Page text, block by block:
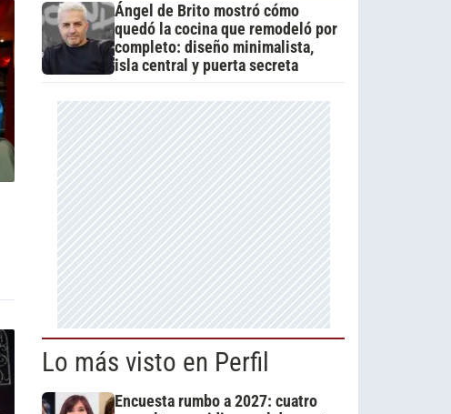
Ángel de Brito mostró cómo
quedó la cocina que remodeló por
completo: diseño minimalista,
isla central y puerta secreta
Lo más visto en Perfil
Encuesta rumbo a 2027: cuatro